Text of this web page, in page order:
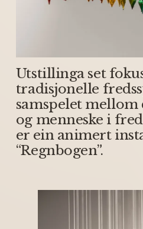
Utstillinga set
tradisjonelle
samspelet mellom
og menneske i
er ein animert
“Regnbogen”.